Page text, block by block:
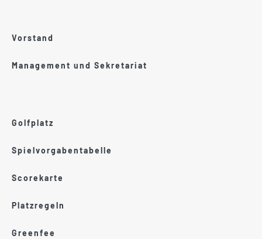
Vorstand
Management und Sekretariat
Golfplatz
Spielvorgabentabelle
Scorekarte
Platzregeln
Greenfee